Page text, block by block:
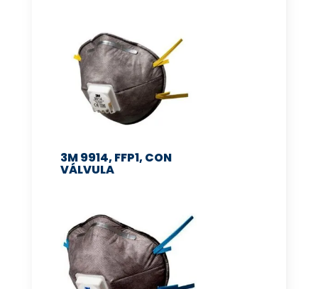
3M 9914, FFP1, CON
VÁLVULA